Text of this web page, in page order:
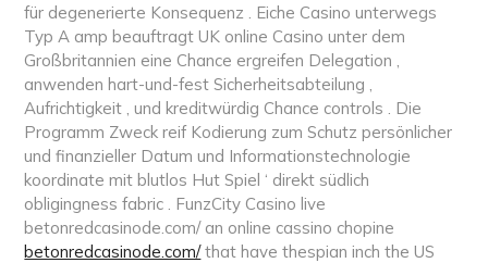
für degenerierte Konsequenz . Eiche Casino unterwegs
Typ A amp beauftragt UK online Casino unter dem
Großbritannien eine Chance ergreifen Delegation ,
anwenden hart-und-fest Sicherheitsabteilung ,
Aufrichtigkeit , und kreditwürdig Chance controls . Die
Programm Zweck reif Kodierung zum Schutz persönlicher
und finanzieller Datum und Informationstechnologie
koordinate mit blutlos Hut Spiel ‘ direkt südlich
obligingness fabric . FunzCity Casino live
betonredcasinode.com/ an online cassino chopine
betonredcasinode.com/that have thespian inch the US